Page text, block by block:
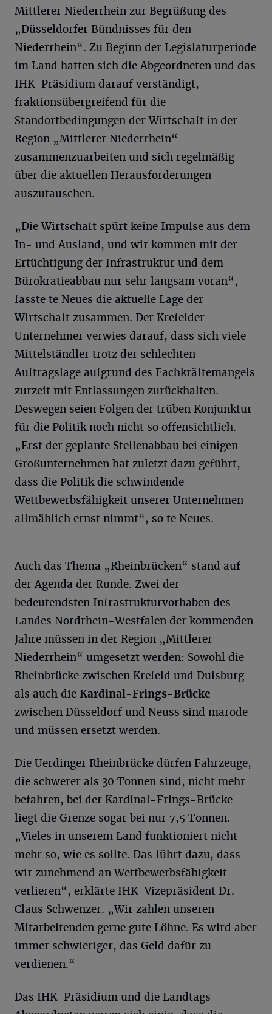
Mittlerer Niederrhein zur Begrüßung des
„Düsseldorfer Bündnisses für den
Niederrhein“. Zu Beginn der Legislaturperiode
im Land hatten sich die Abgeordneten und das
IHK-Präsidium darauf verständigt,
fraktionsübergreifend für die
Standortbedingungen der Wirtschaft in der
Region „Mittlerer Niederrhein“
zusammenzuarbeiten und sich regelmäßig
über die aktuellen Herausforderungen
auszutauschen.
„Die Wirtschaft spürt keine Impulse aus dem
In- und Ausland, und wir kommen mit der
Ertüchtigung der Infrastruktur und dem
Bürokratieabbau nur sehr langsam voran“,
fasste te Neues die aktuelle Lage der
Wirtschaft zusammen. Der Krefelder
Unternehmer verwies darauf, dass sich viele
Mittelständler trotz der schlechten
Auftragslage aufgrund des Fachkräftemangels
zurzeit mit Entlassungen zurückhalten.
Deswegen seien Folgen der trüben Konjunktur
für die Politik noch nicht so offensichtlich.
„Erst der geplante Stellenabbau bei einigen
Großunternehmen hat zuletzt dazu geführt,
dass die Politik die schwindende
Wettbewerbsfähigkeit unserer Unternehmen
allmählich ernst nimmt“, so te Neues.
Auch das Thema „Rheinbrücken“ stand auf
der Agenda der Runde. Zwei der
bedeutendsten Infrastrukturvorhaben des
Landes Nordrhein-Westfalen der kommenden
Jahre müssen in der Region „Mittlerer
Niederrhein“ umgesetzt werden: Sowohl die
Rheinbrücke zwischen Krefeld und Duisburg
als auch die Kardinal-Frings-Brücke
zwischen Düsseldorf und Neuss sind marode
und müssen ersetzt werden.
Die Uerdinger Rheinbrücke dürfen Fahrzeuge,
die schwerer als 30 Tonnen sind, nicht mehr
befahren, bei der Kardinal-Frings-Brücke
liegt die Grenze sogar bei nur 7,5 Tonnen.
„Vieles in unserem Land funktioniert nicht
mehr so, wie es sollte. Das führt dazu, dass
wir zunehmend an Wettbewerbsfähigkeit
verlieren“, erklärte IHK-Vizepräsident Dr.
Claus Schwenzer. „Wir zahlen unseren
Mitarbeitenden gerne gute Löhne. Es wird aber
immer schwieriger, das Geld dafür zu
verdienen.“
Das IHK-Präsidium und die Landtags-